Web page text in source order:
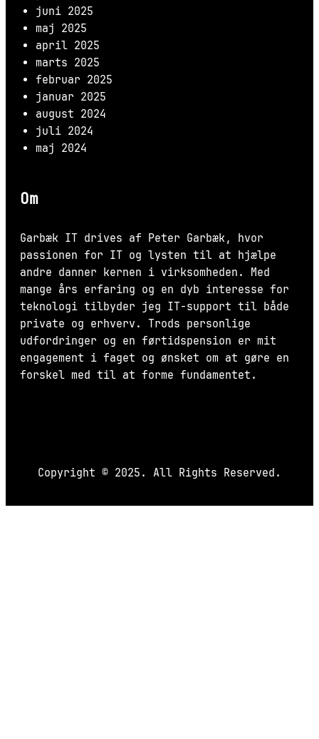
juni 2025
maj 2025
april 2025
marts 2025
februar 2025
januar 2025
august 2024
juli 2024
maj 2024
Om
Garbæk IT drives af Peter Garbæk, hvor
passionen for IT og lysten til at hjælpe
andre danner kernen i virksomheden. Med
mange års erfaring og en dyb interesse for
teknologi tilbyder jeg IT-support til både
private og erhverv. Trods personlige
udfordringer og en førtidspension er mit
engagement i faget og ønsket om at gøre en
forskel med til at forme fundamentet.
Copyright © 2025. All Rights Reserved.